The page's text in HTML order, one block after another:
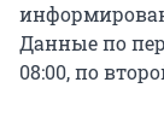
Данные по
08:00, по